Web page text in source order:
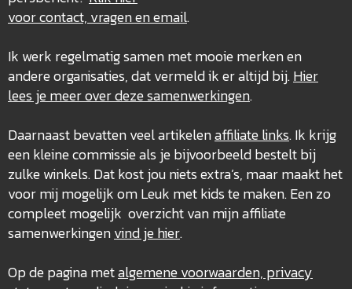
voor contact, vragen en email.
Ik werk regelmatig samen met mooie merken en
andere organisaties, dat vermeld ik er altijd bij.Hier
lees je meer over dezesamenwerkingen.
Daarnaast bevatten veel artikelenaffiliate links. Ik krijg
een kleine commissie als je bijvoorbeeld bestelt bij
zulke winkels. Dat kost jou niets extra’s, maar maakt het
voor mij mogelijk om Leuk met kids te maken. Een zo
compleet mogelijk overzicht van mijn affiliate
samenwerkingenvind je hier.
Op de pagina metalgemene voorwaarden, privacy